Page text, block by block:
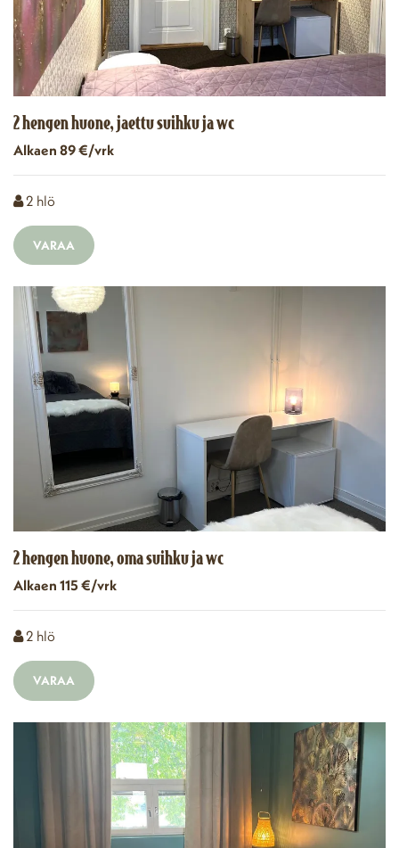
2 hengen huone, jaettu suihku ja wc
Alkaen 89 €/vrk
Henkilömäärä
2 hlö
VARAA
2 hengen huone, oma suihku ja wc
Alkaen 115 €/vrk
Henkilömäärä
2 hlö
VARAA